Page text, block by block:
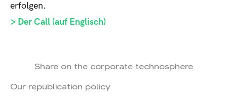
erfolgen.
> Der Call (auf Englisch)
Share on the corporate technosphere
Our republication policy